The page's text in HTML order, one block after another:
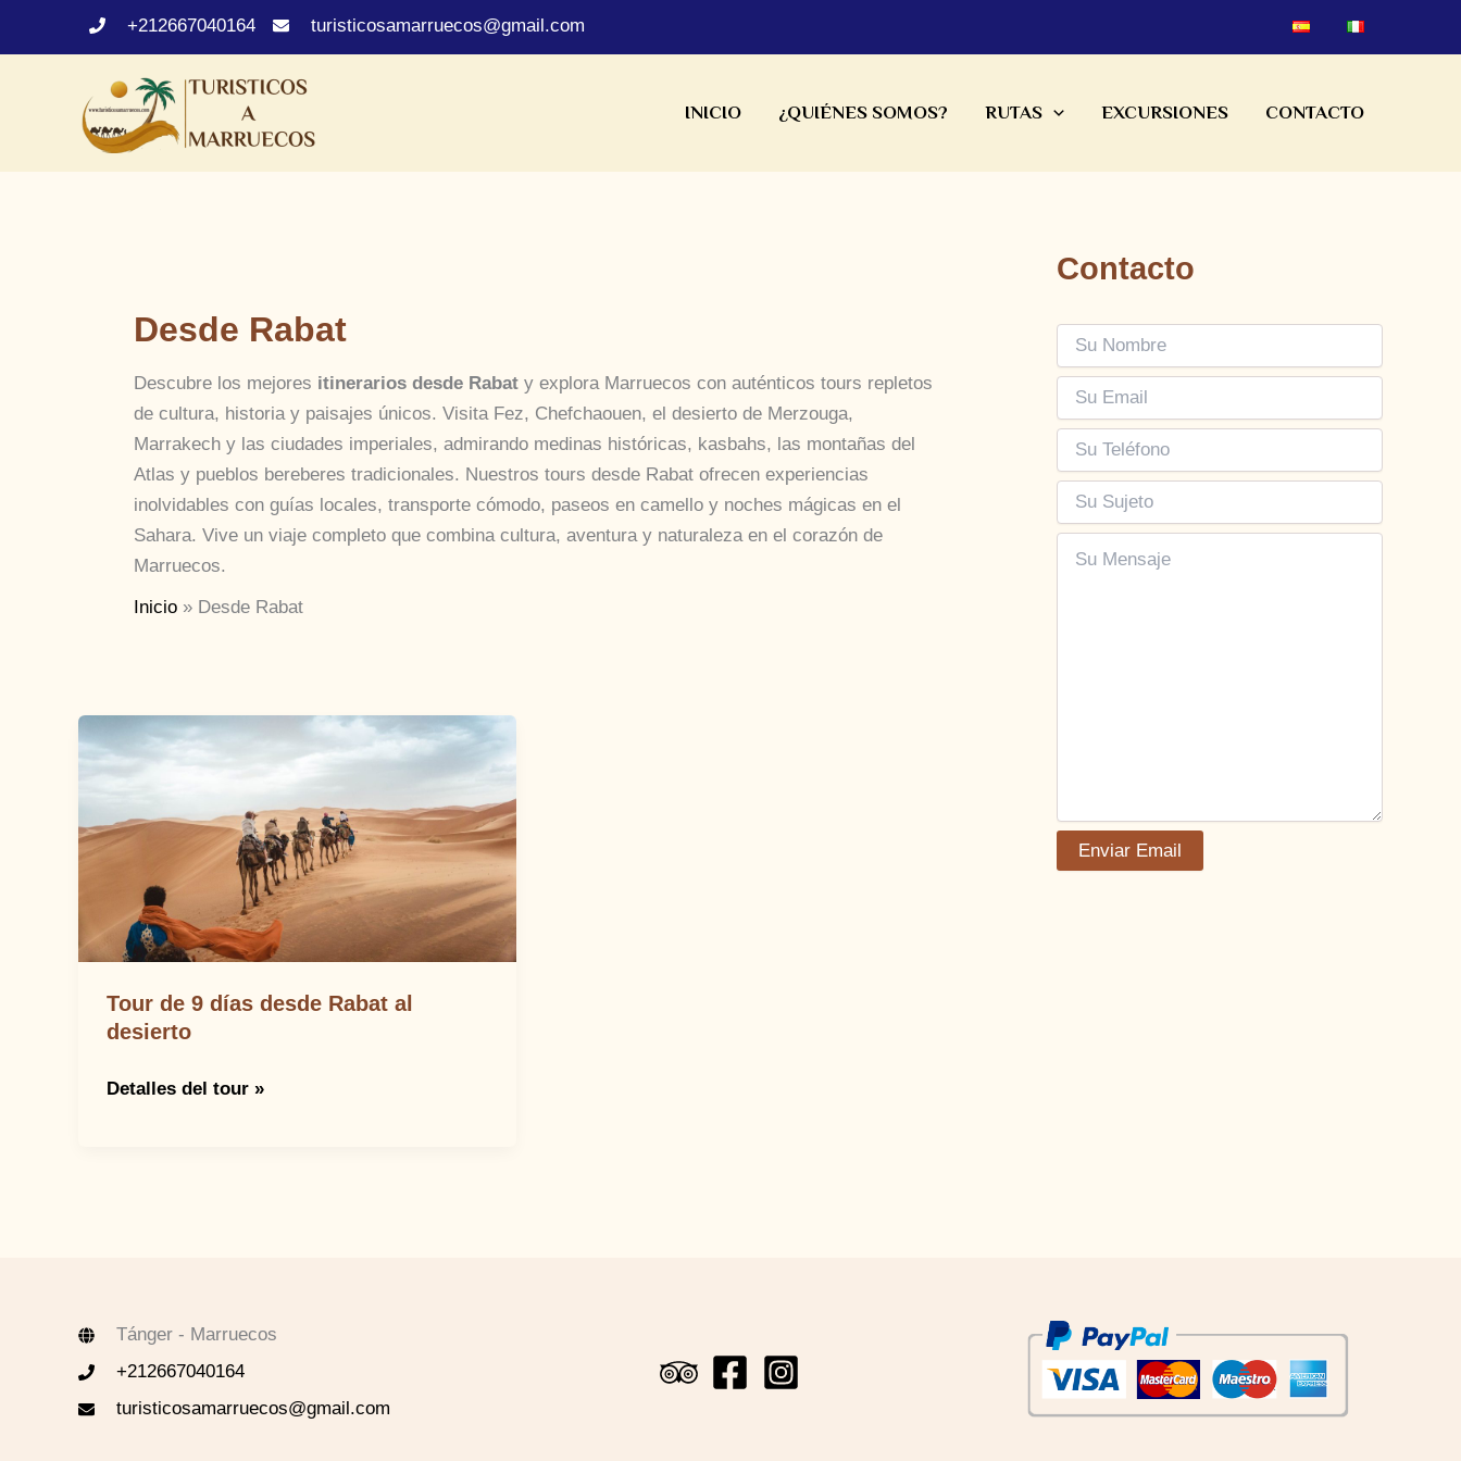
+212667040164 turisticosamarruecos@gmail.com
INICIO ¿QUIÉNES SOMOS? RUTAS EXCURSIONES CONTACTO
Desde Rabat
Descubre los mejores itinerarios desde Rabat y explora Marruecos con auténticos tours repletos
de cultura, historia y paisajes únicos. Visita Fez, Chefchaouen, el desierto de Merzouga,
Marrakech y las ciudades imperiales, admirando medinas históricas, kasbahs, las montañas del
Atlas y pueblos bereberes tradicionales. Nuestros tours desde Rabat ofrecen experiencias
inolvidables con guías locales, transporte cómodo, paseos en camello y noches mágicas en el
Sahara. Vive un viaje completo que combina cultura, aventura y naturaleza en el corazón de
Marruecos.
Inicio
Desde Rabat
Tour de 9 días desde Rabat al
desierto
Tour
Detalles del tour »
Contacto
Tánger - Marruecos
+212667040164
turisticosamarruecos@gmail.com